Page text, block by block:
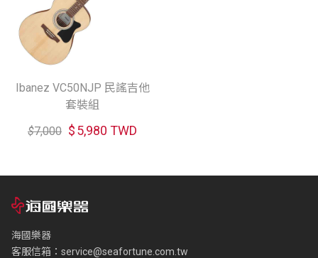
Ibanez VC50NJP 民謠吉他
套裝組
$7,000 $5,980 TWD
海國樂器
客服信箱： service@seafortune.com.tw